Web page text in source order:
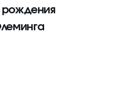
рождения